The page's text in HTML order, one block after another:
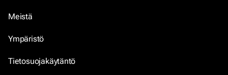
Meistä
Ympäristö
Tietosuojakäytäntö